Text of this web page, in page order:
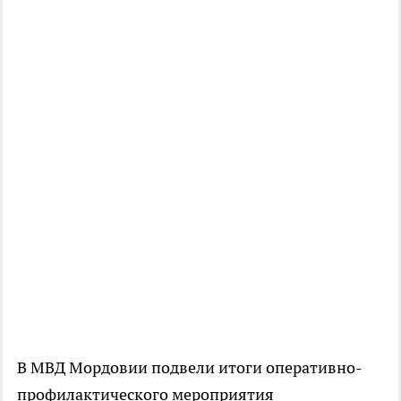
В МВД Мордовии подвели итоги оперативно-
профилактического мероприятия